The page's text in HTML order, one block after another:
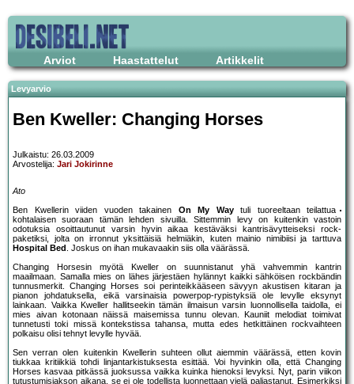
Arviot Haastattelut Artikkelit
Levyarvio
Ben Kweller: Changing Horses
Julkaistu: 26.03.2009
Arvostelija: Jari Jokirinne
Ato
Ben Kwellerin viiden vuoden takainen On My Waytuli tuoreeltaan teilattua
kohtalaisen suoraan tämän lehden sivuilla. Sittemmin levy on kuitenkin vastoin
odotuksia osoittautunut varsin hyvin aikaa kestäväksi kantrisävytteiseksi rock-
paketiksi, jolta on irronnut yksittäisiä helmiäkin, kuten mainio nimibiisi ja tarttuva
Hospital Bed . Joskus on ihan mukavaakin siis olla väärässä.
Changing Horsesin myötä Kweller on suunnistanut yhä vahvemmin kantrin
maailmaan. Samalla mies on lähes järjestäen hylännyt kaikki sähköisen rockbändin
tunnusmerkit. Changing Horses soi perinteikkääseen sävyyn akustisen kitaran ja
pianon johdatuksella, eikä varsinaisia powerpop-rypistyksiä ole levylle eksynyt
lainkaan. Vaikka Kweller hallitseekin tämän ilmaisun varsin luonnollisella taidolla, ei
mies aivan kotonaan näissä maisemissa tunnu olevan. Kauniit melodiat toimivat
tunnetusti toki missä kontekstissa tahansa, mutta edes hetkittäinen rockvaihteen
polkaisu olisi tehnyt levylle hyvää.
Sen verran olen kuitenkin Kwellerin suhteen ollut aiemmin väärässä, etten kovin
tiukkaa kritiikkiä tohdi linjantarkistuksesta esittää. Voi hyvinkin olla, että Changing
Horses kasvaa pitkässä juoksussa vaikka kuinka hienoksi levyksi. Nyt, parin viikon
tutustumisjakson aikana, se ei ole todellista luonnettaan vielä paljastanut. Esimerkiksi